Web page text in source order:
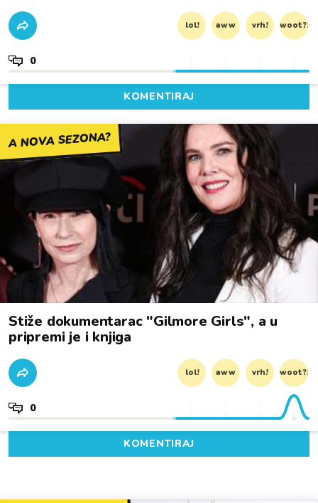
lol! aww vrh! woot?!
0
KOMENTIRAJ
A NOVA SEZONA?
Stiže dokumentarac "Gilmore Girls", a u
pripremi je i knjiga
lol! aww vrh! woot?!
0
KOMENTIRAJ